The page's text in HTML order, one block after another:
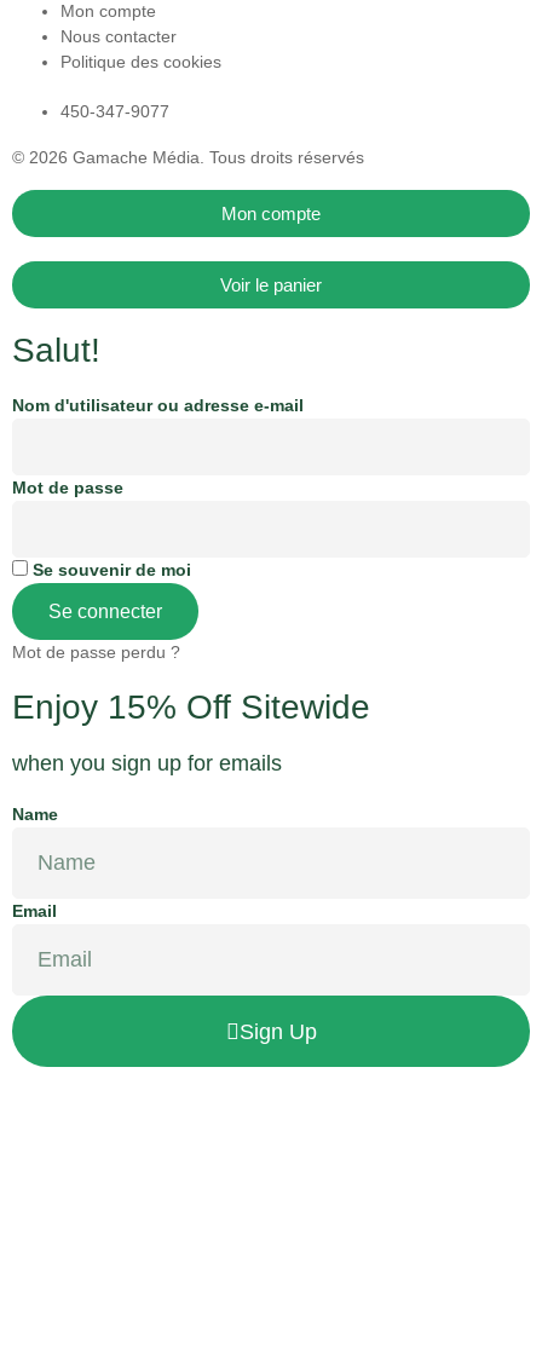
Mon compte
Nous contacter
Politique des cookies
450-347-9077
© 2026 Gamache Média. Tous droits réservés
Mon compte
Voir le panier
Salut!
Nom d'utilisateur ou adresse e-mail
Mot de passe
Se souvenir de moi
Se connecter
Mot de passe perdu ?
Enjoy 15% Off Sitewide
when you sign up for emails
Name
Email
Sign Up